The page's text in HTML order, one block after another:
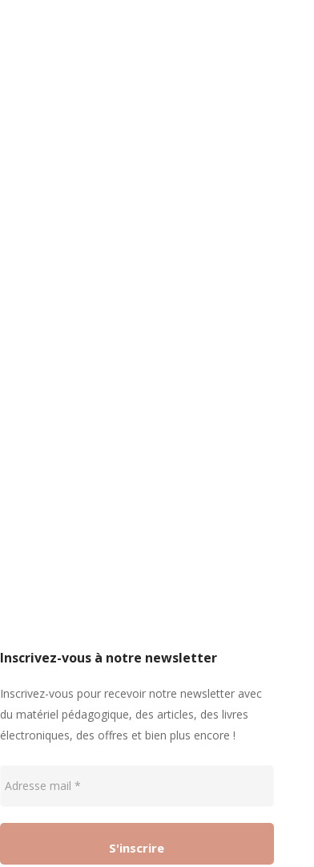
Inscrivez-vous à notre newsletter
Inscrivez-vous pour recevoir notre newsletter avec
du matériel pédagogique, des articles, des livres
électroniques, des offres et bien plus encore !
mail